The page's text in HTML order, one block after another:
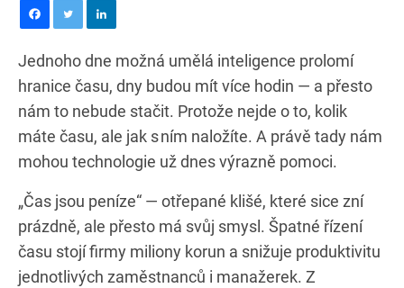
Jednoho dne možná umělá inteligence prolomí
hranice času, dny budou mít více hodin — a přesto
nám to nebude stačit. Protože nejde o to, kolik
máte času, ale jak s ním naložíte. A právě tady nám
mohou technologie už dnes výrazně pomoci.
„Čas jsou peníze“ — otřepané klišé, které sice zní
prázdně, ale přesto má svůj smysl. Špatné řízení
času stojí firmy miliony korun a snižuje produktivitu
jednotlivých zaměstnanců i manažerek. Z